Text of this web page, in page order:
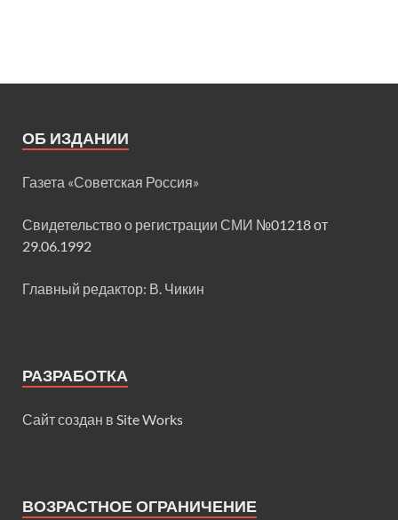
ОБ ИЗДАНИИ
Газета «Советская Россия»
Свидетельство о регистрации СМИ №01218 от
29.06.1992
Главный редактор: В. Чикин
РАЗРАБОТКА
Сайт создан в Site Works
ВОЗРАСТНОЕ ОГРАНИЧЕНИЕ